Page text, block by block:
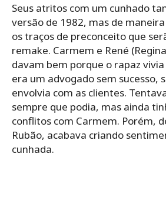
Seus atritos com um cunhado
versão de 1982, mas de
os traços de preconceito que
remake. Carmem e René
davam bem porque o rapaz vivia
era um advogado sem sucesso,
envolvia com as clientes.
sempre que podia, mas ainda
conflitos com Carmem. Porém,
Rubão, acabava criando
cunhada.